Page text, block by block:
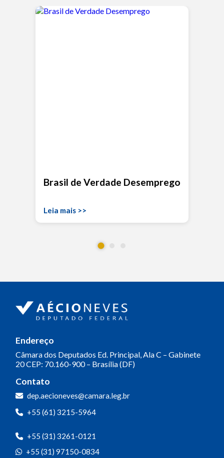
Brasil de Verdade Desemprego
Leia mais >>
Endereço
Câmara dos Deputados Ed. Principal, Ala C – Gabinete
20CEP: 70.160-900 – Brasília (DF)
Contato
dep.aecioneves@camara.leg.br
+55 (61) 3215-5964
+55 (31) 3261-0121
+55 (31) 97150-0834